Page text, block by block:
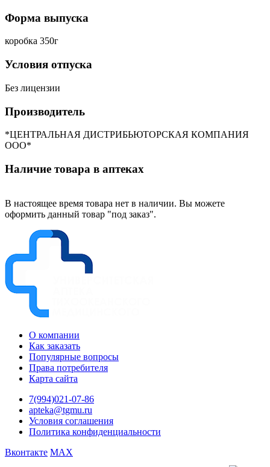
Форма выпуска
коробка 350г
Условия отпуска
Без лицензии
Производитель
*ЦЕНТРАЛЬНАЯ ДИСТРИБЬЮТОРСКАЯ КОМПАНИЯ
ООО*
Наличие товара в аптеках
В настоящее время товара нет в наличии. Вы можете
оформить данный товар "под заказ".
О компании
Как заказать
Популярные вопросы
Права потребителя
Карта сайта
7(994)021-07-86
apteka@tgmu.ru
Условия соглашения
Политика конфиденциальности
Вконтакте MAX